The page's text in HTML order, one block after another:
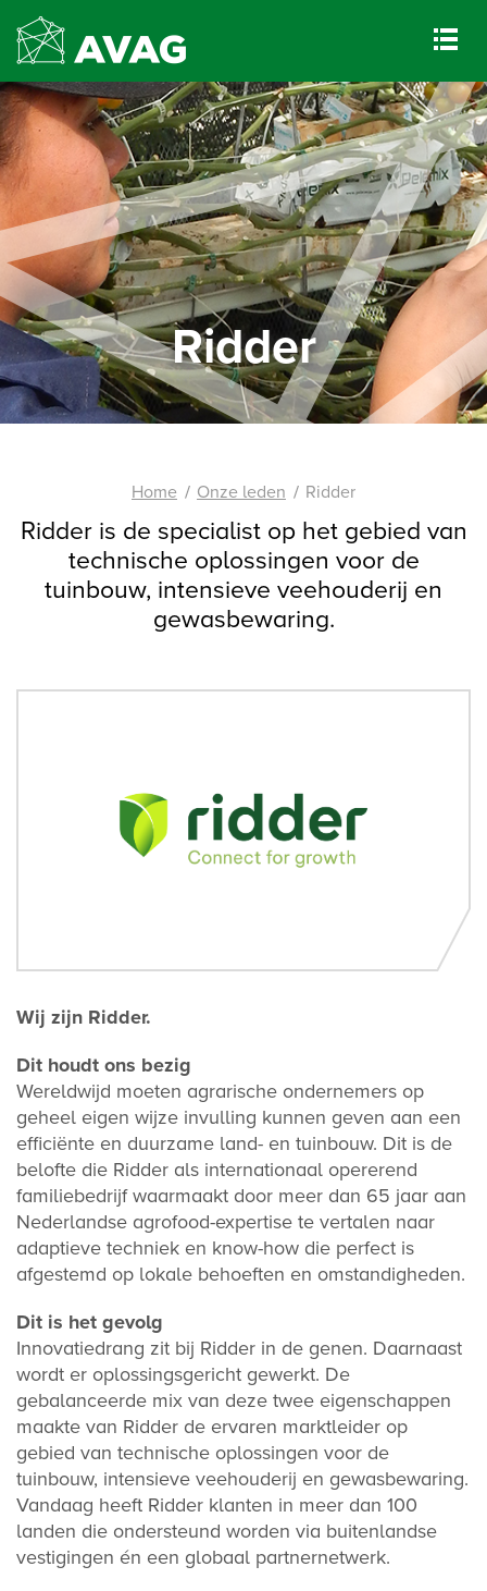
Ridder
Home Onze leden Ridder
Ridder is de specialist op het gebied van
technische oplossingen voor de
tuinbouw, intensieve veehouderij en
gewasbewaring.
Wij zijn Ridder.
Dit houdt ons bezig
Wereldwijd moeten agrarische ondernemers op
geheel eigen wijze invulling kunnen geven aan een
efficiënte en duurzame land- en tuinbouw. Dit is de
belofte die Ridder als internationaal opererend
familiebedrijf waarmaakt door meer dan 65 jaar aan
Nederlandse agrofood-expertise te vertalen naar
adaptieve techniek en know-how die perfect is
afgestemd op lokale behoeften en omstandigheden.
Dit is het gevolg
Innovatiedrang zit bij Ridder in de genen. Daarnaast
wordt er oplossingsgericht gewerkt. De
gebalanceerde mix van deze twee eigenschappen
maakte van Ridder de ervaren marktleider op
gebied van technische oplossingen voor de
tuinbouw, intensieve veehouderij en gewasbewaring.
Vandaag heeft Ridder klanten in meer dan 100
landen die ondersteund worden via buitenlandse
vestigingen én een globaal partnernetwerk.